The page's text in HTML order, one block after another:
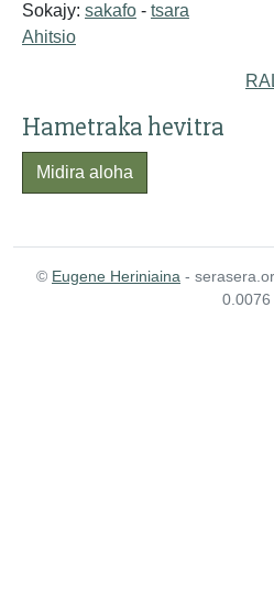
Sokajy: sakafo - tsara
Ahitsio
Hametraka hevitra
Midira aloha
© Eugene Heriniaina -
0.0076